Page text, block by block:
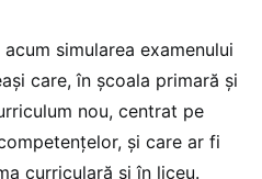
simularea examenului
care, în școala primară și
nou, centrat pe
și care ar fi
curriculară și în liceu.